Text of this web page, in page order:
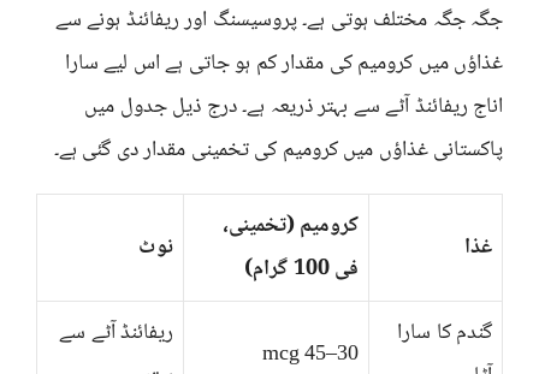
جگہ جگہ مختلف ہوتی ہے۔ پروسیسنگ اور ریفائنڈ ہونے سے
غذاؤں میں کرومیم کی مقدار کم ہو جاتی ہے اس لیے سارا
اناج ریفائنڈ آٹے سے بہتر ذریعہ ہے۔ درج ذیل جدول میں
پاکستانی غذاؤں میں کرومیم کی تخمینی مقدار دی گئی ہے۔
غذا
کرومیم (تخمینی،
فی 100 گرام)
نوٹ
گندم کا سارا
30–45 mcg
ریفائنڈ آٹے سے